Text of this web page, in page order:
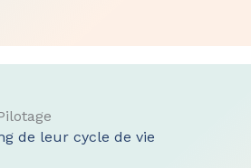
de leur cycle de vie